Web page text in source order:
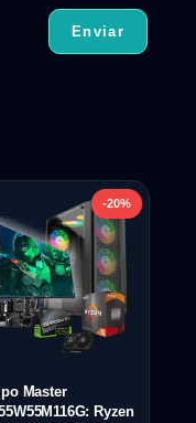
-20%
Master
Ryzen